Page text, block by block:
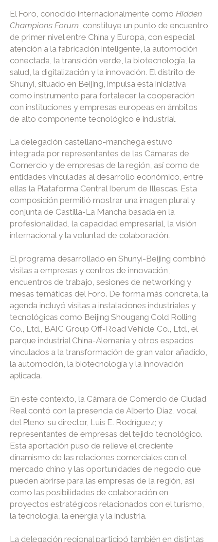
El Foro, conocido internacionalmente como Hidden
Champions Forum , constituye un punto de encuentro
de primer nivel entre China y Europa, con especial
atención a la fabricación inteligente, la automoción
conectada, la transición verde, la biotecnología, la
salud, la digitalización y la innovación. El distrito de
Shunyi, situado en Beijing, impulsa esta iniciativa
como instrumento para fortalecer la cooperación
con instituciones y empresas europeas en ámbitos
de alto componente tecnológico e industrial.
La delegación castellano-manchega estuvo
integrada por representantes de las Cámaras de
Comercio y de empresas de la región, así como de
entidades vinculadas al desarrollo económico, entre
ellas la Plataforma Central Iberum de Illescas. Esta
composición permitió mostrar una imagen plural y
conjunta de Castilla-La Mancha basada en la
profesionalidad, la capacidad empresarial, la visión
internacional y la voluntad de colaboración.
El programa desarrollado en Shunyi-Beijing combinó
visitas a empresas y centros de innovación,
encuentros de trabajo, sesiones de networking y
mesas temáticas del Foro. De forma más concreta, la
agenda incluyó visitas a instalaciones industriales y
tecnológicas como Beijing Shougang Cold Rolling
Co., Ltd., BAIC Group Off-Road Vehicle Co., Ltd., el
parque industrial China-Alemania y otros espacios
vinculados a la transformación de gran valor añadido,
la automoción, la biotecnología y la innovación
aplicada.
En este contexto, la Cámara de Comercio de Ciudad
Real contó con la presencia de Alberto Díaz, vocal
del Pleno; su director, Luis E. Rodríguez; y
representantes de empresas del tejido tecnológico.
Esta aportación puso de relieve el creciente
dinamismo de las relaciones comerciales con el
mercado chino y las oportunidades de negocio que
pueden abrirse para las empresas de la región, así
como las posibilidades de colaboración en
proyectos estratégicos relacionados con el turismo,
la tecnología, la energía y la industria.
La delegación regional participó también en distintas